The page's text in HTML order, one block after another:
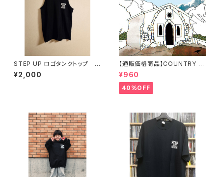
STEP UP ロゴタンクトップ ブ
ラック x ホワイト
¥2,000
【通販価格商品】COUNTRY Y
ARD / Heart Island
¥960
40%OFF